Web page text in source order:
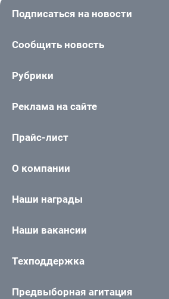
Подписаться на новости
Сообщить новость
Рубрики
Реклама на сайте
Прайс-лист
О компании
Наши награды
Наши вакансии
Техподдержка
Предвыборная агитация